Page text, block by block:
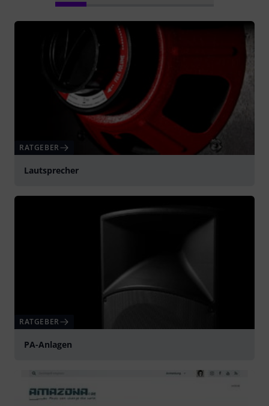
RATGEBER
Lautsprecher
RATGEBER
PA-Anlagen